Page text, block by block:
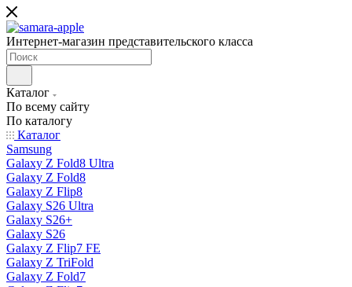
Интернет-магазин представительского класса
Каталог
По всему сайту
По каталогу
Каталог
Samsung
Galaxy Z Fold8 Ultra
Galaxy Z Fold8
Galaxy Z Flip8
Galaxy S26 Ultra
Galaxy S26+
Galaxy S26
Galaxy Z Flip7 FE
Galaxy Z TriFold
Galaxy Z Fold7